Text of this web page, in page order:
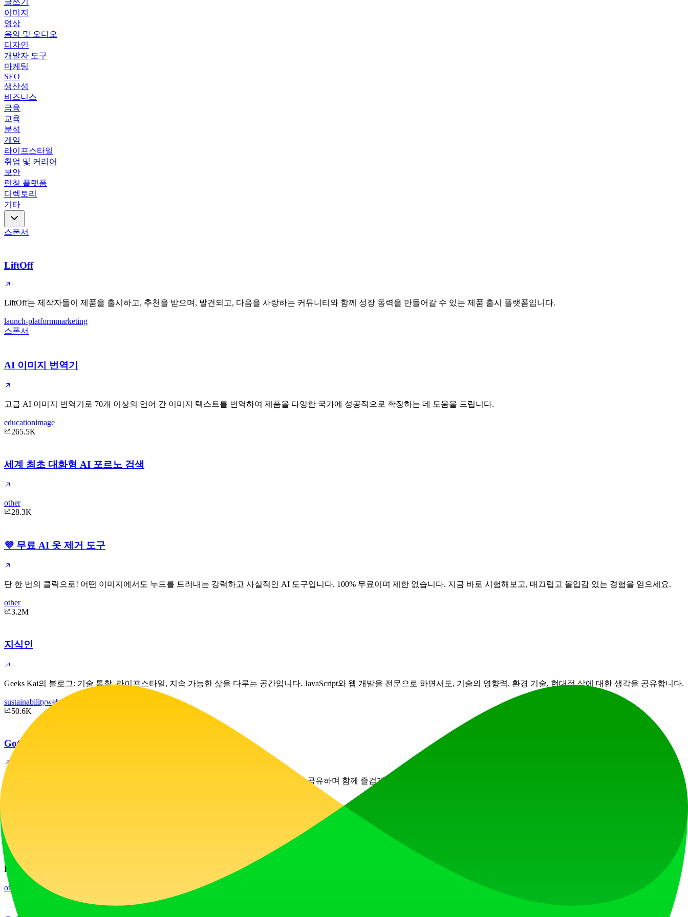
이미지
영상
음악 및 오디오
디자인
개발자 도구
마케팅
SEO
생산성
비즈니스
금융
교육
분석
게임
라이프스타일
취업 및 커리어
보안
런칭 플랫폼
디렉토리
기타
스폰서
LiftOff
LiftOff는 제작자들이 제품을 출시하고, 추천을 받으며, 발견되고, 다음을 사랑하는 커뮤니티와 함께 성장 동력을 만들어갈 수 있는 제품 출시 플랫폼입니다.
launch-platformmarketing
스폰서
AI 이미지 번역기
고급 AI 이미지 번역기로 70개 이상의 언어 간 이미지 텍스트를 번역하여 제품을 다양한 국가에 성공적으로 확장하는 데 도움을 드립니다.
educationimage
265.5K
세계 최초 대화형 AI 포르노 검색
other
28.3K
💜 무료 AI 옷 제거 도구
단 한 번의 클릭으로! 어떤 이미지에서도 누드를 드러내는 강력하고 사실적인 AI 도구입니다. 100% 무료이며 제한 없습니다. 지금 바로 시험해보고, 매끄럽고 몰입감 있는 경험을 얻으세요.
other
3.2M
지식인
Geeks Kai의 블로그: 기술 통찰, 라이프스타일, 지속 가능한 삶을 다루는 공간입니다. JavaScript와 웹 개발을 전문으로 하면서도, 기술의 영향력, 환경 기술, 현대적 삶에 대한 생각을 공유합니다.
sustainabilityweb development
50.6K
GoGo.io
GoGo.io는 V2Ray 정보, VPS 정보, 중국 서예, 당송시 등 다양한 정보를 비정기적으로 공유하며 함께 즐겁게 이용할 수 있는 플랫폼입니다.
DOMTOTO는 가장 완벽하고 가장 인기 있는 다양한 온라인 슬롯 게임을 제공하는 인도네시아의 공식 신뢰할 수 있는 온라인 슬롯 에이전시입니다.
other